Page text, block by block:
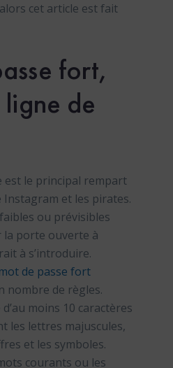
cet article est fait
fort,
de
est le principal rempart
et les pirates.
ou prévisibles
la porte ouverte à
à s’introduire.
mot de passe fort
nombre de règles.
moins 10 caractères
les lettres majuscules,
et les symboles.
courants ou les